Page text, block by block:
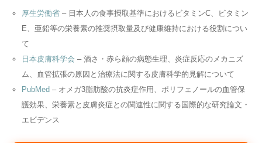
厚生労働省– 日本人の食事摂取基準におけるビタミンC、ビタミン
E、亜鉛等の栄養素の推奨摂取量及び健康維持における役割につい
て
日本皮膚科学会 – 酒さ・赤ら顔の病態生理、炎症反応のメカニズ
ム、血管拡張の原因と治療法に関する皮膚科学的見解について
PubMed– オメガ3脂肪酸の抗炎症作用、ポリフェノールの血管保
護効果、栄養素と皮膚炎症との関連性に関する国際的な研究論文・
エビデンス